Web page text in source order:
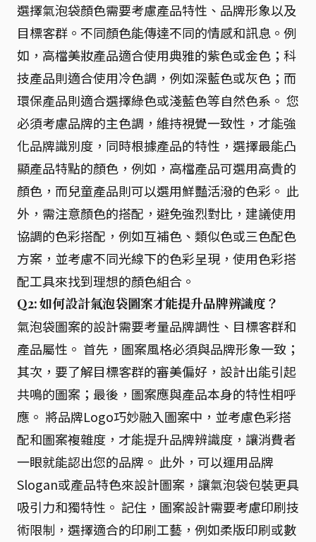
選擇氣泡袋顏色需要考慮產品特性、品牌形象以及
目標客群。不同顏色能傳達不同的情感和訊息。例
如，高檔美妝產品適合使用典雅的紫色或金色；科
技產品則適合使用冷色調，例如深藍色或灰色；而
環保產品則適合選擇綠色或淺藍色等自然色系。 您
必須考慮品牌的主色調，維持視覺一致性，才能強
化品牌識別度，同時根據產品的特性，選擇最能凸
顯產品特點的顏色，例如，高檔產品可選用高貴的
顏色，而兒童產品則可以選用鮮豔活潑的色彩。 此
外，需注意顏色的搭配，避免強烈對比，建議使用
協調的色彩搭配，例如互補色、類似色或三色配色
方案，並考慮不同光線下的色彩呈現，使用色彩搭
配工具來找到理想的顏色組合。
Q2: 如何設計氣泡袋圖案才能提升品牌辨識度？
氣泡袋圖案的設計需要考量品牌調性、目標客群和
產品屬性。 首先，圖案風格必須與品牌形象一致；
其次，要了解目標客群的審美偏好，設計出能引起
共鳴的圖案；最後，圖案應與產品本身的特性相呼
應。 將品牌Logo巧妙融入圖案中，並考慮色彩搭
配和圖案複雜度，才能提升品牌辨識度，讓消費者
一眼就能認出您的品牌。 此外，可以運用品牌
Slogan或產品特色來設計圖案，讓氣泡袋包裝更具
吸引力和獨特性。 記住，圖案設計需要考慮印刷技
術限制，選擇適合的印刷工藝，例如柔版印刷或數